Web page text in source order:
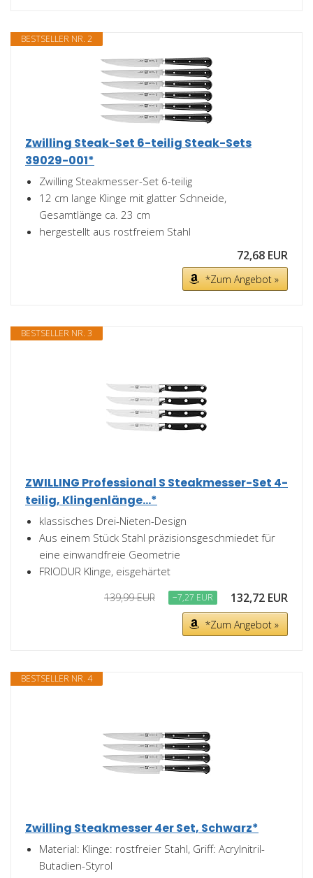
BESTSELLER NR. 2
Zwilling Steak-Set 6-teilig Steak-Sets
39029-001*
Zwilling Steakmesser-Set 6-teilig
12 cm lange Klinge mit glatter Schneide,
Gesamtlänge ca. 23 cm
hergestellt aus rostfreiem Stahl
72,68 EUR
*Zum Angebot »
BESTSELLER NR. 3
ZWILLING Professional S Steakmesser-Set 4-
teilig, Klingenlänge...*
klassisches Drei-Nieten-Design
Aus einem Stück Stahl präzisionsgeschmiedet für
eine einwandfreie Geometrie
FRIODUR Klinge, eisgehärtet
139,99 EUR −7,27 EUR 132,72 EUR
*Zum Angebot »
BESTSELLER NR. 4
Zwilling Steakmesser 4er Set, Schwarz*
Material: Klinge: rostfreier Stahl, Griff: Acrylnitril-
Butadien-Styrol